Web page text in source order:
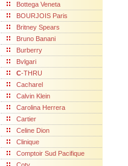
Bottega Veneta
BOURJOIS Paris
Britney Spears
Bruno Banani
Burberry
Bvlgari
C-THRU
Cacharel
Calvin Klein
Carolina Herrera
Cartier
Celine Dion
Clinique
Comptoir Sud Pacifique